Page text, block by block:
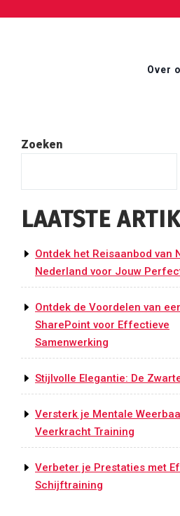
Over
Zoeken
LAATSTE
Ontdek het Reisaanbod van
Nederland voor Jouw
Ontdek de Voordelen van
SharePoint voor Effectieve
Samenwerking
Stijlvolle Elegantie: De
Versterk je Mentale
Veerkracht Training
Verbeter je Prestaties met
Schijftraining